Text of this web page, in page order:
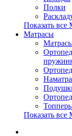
Полки
Показать все
Матрасы
Показать все